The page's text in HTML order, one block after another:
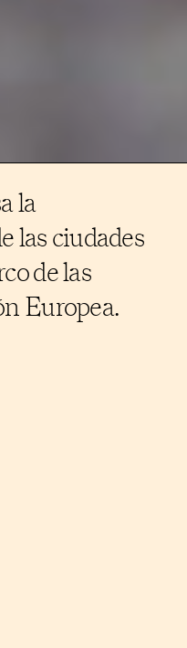
la
las ciudades
de las
Europea.